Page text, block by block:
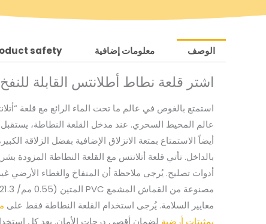
الوصف معلومات إضافية safety
اشتر قلعة نطاط أطلانتس القابلة
استمتع بالغوص في عالم ما تحت الماء الرائع مع قلعة
عالم المحيط السحري. عند مدخل القلعة النطاطة،
أيضاً الاستمتاع بمتعة الانزلاق الإضافية بفضل الزلاقة
أدوات تصليح. يُرجى ملاحظة أن المنفاخ والغطاء الأرضي
معايير السلامة. يُرجى استخدام القلعة النطاطة فقط على
بمثبتات أرضية لضمان أقصى درجات الأمان. بعد كل